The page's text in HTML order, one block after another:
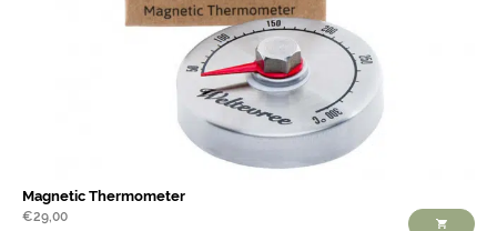
Magnetic Thermometer
€29,00